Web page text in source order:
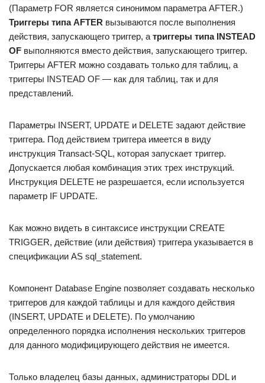
(Параметр FOR является синонимом параметра AFTER.)
Триггеры типа AFTER вызываются после выполнения
действия, запускающего триггер, а триггеры типа INSTEAD
OF выполняются вместо действия, запускающего триггер.
Триггеры AFTER можно создавать только для таблиц, а
триггеры INSTEAD OF — как для таблиц, так и для
представлений.
Параметры INSERT, UPDATE и DELETE задают действие
триггера. Под действием триггера имеется в виду
инструкция Transact-SQL, которая запускает триггер.
Допускается любая комбинация этих трех инструкций.
Инструкция DELETE не разрешается, если используется
параметр IF UPDATE.
Как можно видеть в синтаксисе инструкции CREATE
TRIGGER, действие (или действия) триггера указывается в
спецификации AS sql_statement.
Компонент Database Engine позволяет создавать несколько
триггеров для каждой таблицы и для каждого действия
(INSERT, UPDATE и DELETE). По умолчанию
определенного порядка исполнения нескольких триггеров
для данного модифицирующего действия не имеется.
Только владелец базы данных, администраторы DDL и